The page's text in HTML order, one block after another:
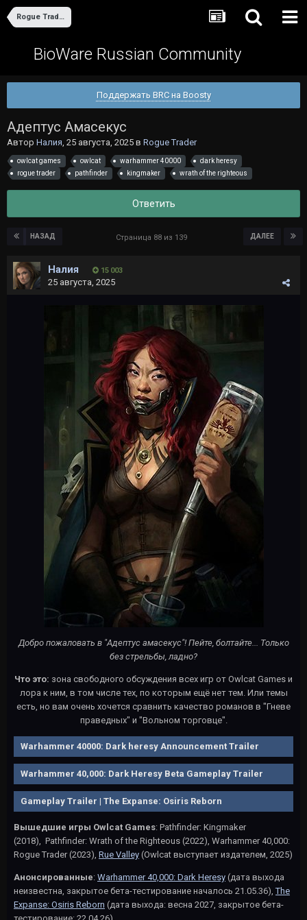
Rogue Trader
BioWare Russian Community
Поддержать BRC на Boosty
Адептус Амасекус
Автор Налия, 25 августа, 2025 в Rogue Trader
owlcat games owlcat warhammer 40000
dark heresy
rogue trader
pathfinder kingmaker wrath of the righteous
Ответить
НАЗАД ДАЛЕЕ
Страница 88 из 139
Налия 15 003
25 августа, 2025
Добро пожаловать в "Адептус амасекус"! Пейте, болтайте... Только
без стрельбы, ладно?
Что это: зона свободного обсуждения всех игр от Owlcat Games и
лора к ним, в том числе тех, по которым ещё нет тем. Или темы
есть, но вам очень хочется сравнить качество романов в "Гневе
праведных" и "Вольном торговце".
Warhammer 40000: Dark heresy Announcement Trailer
Warhammer 40,000: Dark Heresy Beta Gameplay Trailer
Gameplay Trailer | The Expanse: Osiris Reborn
Вышедшие игры Owlcat Games: Pathfinder: Kingmaker
(2018), Pathfinder: Wrath of the Righteous (2022), Warhammer 40,000:
Rogue Trader (2023), Rue Valley (Owlcat выступает издателем, 2025)
Анонсированные: Warhammer 40,000: Dark Heresy (дата выхода
неизвестна, закрытое бета-тестирование началось 21.05.36),The
Expanse: Osiris Reborn (дата выхода: весна 2027, закрытое бета-